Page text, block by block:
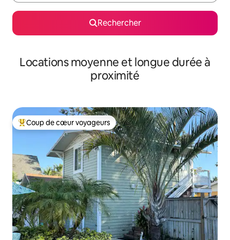
Rechercher
Locations moyenne et longue durée à
proximité
Coups de cœur voyageurs les plus appréciés
Coup de cœur voyageurs